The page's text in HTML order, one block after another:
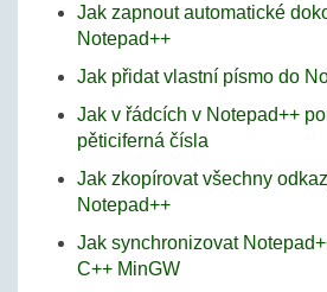
Jak zapnout automatické
Notepad++
Jak přidat vlastní písmo do
Jak v řádcích v Notepad++
pěticiferná čísla
Jak zkopírovat všechny
Notepad++
Jak synchronizovat
C++ MinGW